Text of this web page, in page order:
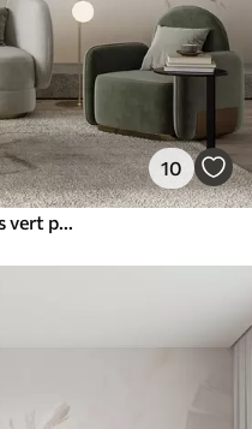
10